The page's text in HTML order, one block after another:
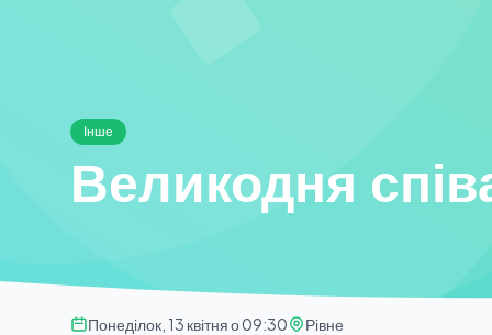
Інше
Великодня
Понеділок, 13 квітня о 09:30 Рівне